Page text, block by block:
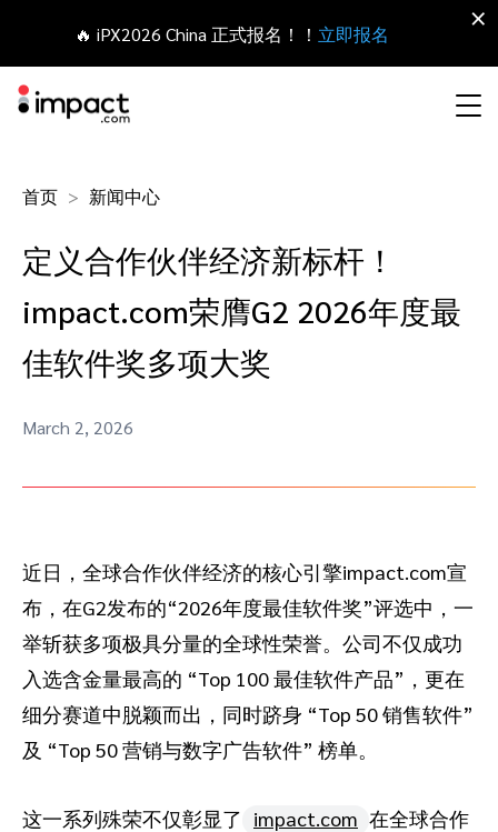
合作伙伴营销管理平台
拓展 招募 签约 支付
追踪 参与
保护 监控
网红营销管理平台
网红营销
联盟营销
SaaS合作伙伴营销
服务
合作伙伴入门
网盟合作伙伴联盟
Agency partners
Agency directory
Technology partners
资源概括
干货文章
活动中心
PXA线上学院
关于impact.com
加入impact.com
English
日本語
🔥 iPX2026 China 正式报名！！ 立即报名
×
首页 新闻中心
定义合作伙伴经济新标杆！
impact.com荣膺G2 2026年度最
佳软件奖多项大奖
March 2, 2026
近日，全球合作伙伴经济的核心引擎impact.com宣
布，在G2发布的“2026年度最佳软件奖”评选中，一
举斩获多项极具分量的全球性荣誉。公司不仅成功
入选含金量最高的 “Top 100 最佳软件产品”，更在
细分赛道中脱颖而出，同时跻身 “Top 50 销售软件”
及 “Top 50 营销与数字广告软件” 榜单。
这一系列殊荣不仅彰显了 impact.com 在全球合作